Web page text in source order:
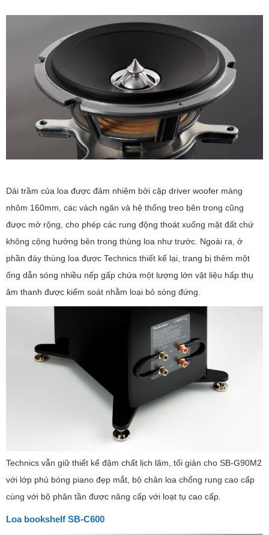
Dải trầm của loa được đảm nhiệm bởi cặp driver woofer màng
nhôm 160mm, các vách ngăn và hệ thống treo bên trong cũng
được mở rộng, cho phép các rung động thoát xuống mặt đất chứ
không cộng hưởng bên trong thùng loa như trước. Ngoài ra, ở
phần đáy thùng loa được Technics thiết kế lại, trang bị thêm một
ống dẫn sóng nhiều nếp gấp chứa một lượng lớn vật liệu hấp thụ
âm thanh được kiểm soát nhằm loại bỏ sóng đứng.
Technics vẫn giữ thiết kế đậm chất lịch lãm, tối giản cho SB-G90M2
với lớp phủ bóng piano đẹp mắt, bộ chân loa chống rung cao cấp
cùng với bộ phân tần được nâng cấp với loạt tụ cao cấp.
Loa bookshelf SB-C600